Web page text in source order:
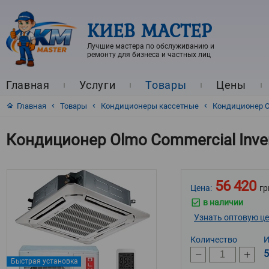
КИЕВ МАСТЕР
Лучшие мастера по обслуживанию и
ремонту для бизнеса и частных лиц
Главная Услуги Товары Цены
Главная Товары Кондиционеры кассетные Кондиционер
Кондиционер Olmo Commercial
Быстрая установка
Цена: 56 420
в наличии
Узнать оптовую
Количество